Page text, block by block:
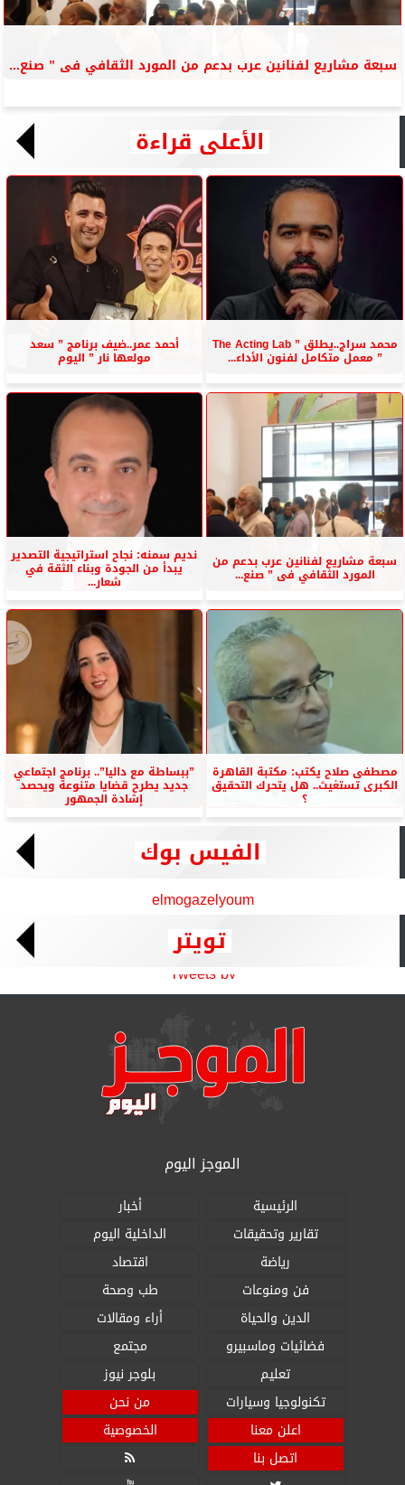
سبعة مشاريع لفنانين عرب بدعم من المورد الثقافي فى ” صنع...
الأعلى قراءة
محمد سراج..يطلق ” The Acting Lab
” معمل متكامل لفنون الأداء...
أحمد عمر..ضيف برنامج ” سعد
مولعها نار ” اليوم
سبعة مشاريع لفنانين عرب بدعم من
المورد الثقافي فى ” صنع...
نديم سمنه: نجاح استراتيجية التصدير
يبدأ من الجودة وبناء الثقة في
شعار...
مصطفى صلاح يكتب: مكتبة القاهرة
الكبرى تستغيث.. هل يتحرك التحقيق
؟
”ببساطة مع داليا”.. برنامج اجتماعي
جديد يطرح قضايا متنوعة ويحصد
إشادة الجمهور
الفيس بوك
elmogazelyoum
تويتر
Tweets by
الموجز اليوم
الرئيسية
أخبار
تقارير وتحقيقات
الداخلية اليوم
رياضة
اقتصاد
فن ومنوعات
طب وصحة
الدين والحياة
أراء ومقالات
فضائيات وماسبيرو
مجتمع
تعليم
بلوجر نيوز
تكنولوجيا وسيارات
من نحن
اعلن معنا
الخصوصية
اتصل بنا
